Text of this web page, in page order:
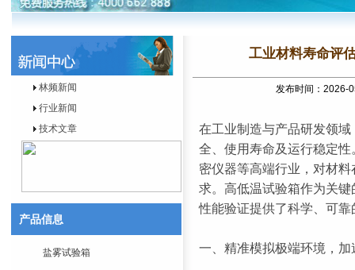
林频新闻
行业新闻
技术文章
产品信息
盐雾试验箱
工业材料寿命评
发布时间：
在工业制造与产品研发领
全、使用寿命及运行稳定
密仪器等高端行业，对材
求。高低温试验箱作为关
性能验证提供了科学、可靠
一、精准模拟极端环境，